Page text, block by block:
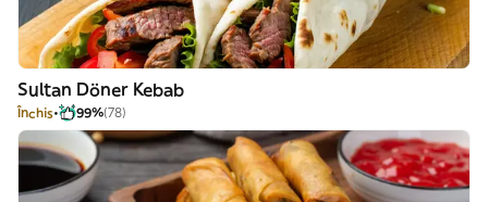
Sultan Döner Kebab
Închis 99%(78)